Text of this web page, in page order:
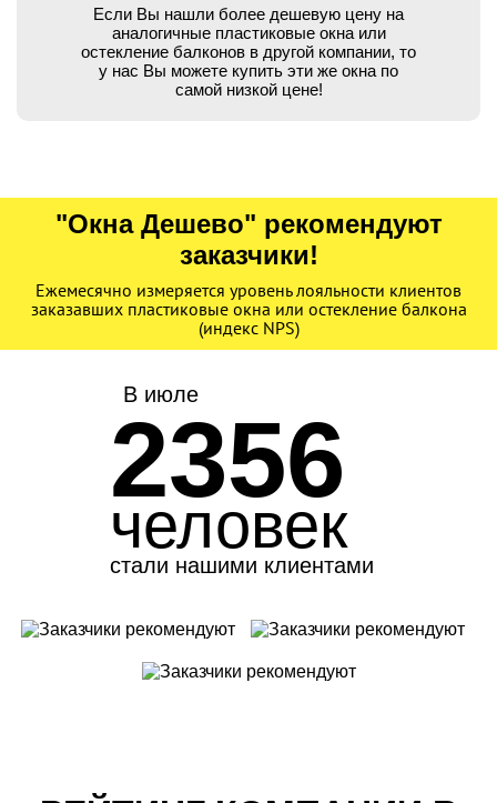
Если Вы нашли более дешевую цену на
аналогичные пластиковые окна или
остекление балконов в другой компании, то
у нас Вы можете купить эти же окна по
самой низкой цене!
"Окна Дешево" рекомендуют
заказчики!
Ежемесячно измеряется уровень лояльности клиентов
заказавших пластиковые окна или остекление балкона
(индекс NPS)
В июле
2356
человек
стали нашими клиентами